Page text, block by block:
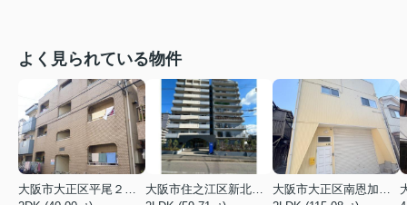
よく見られている物件